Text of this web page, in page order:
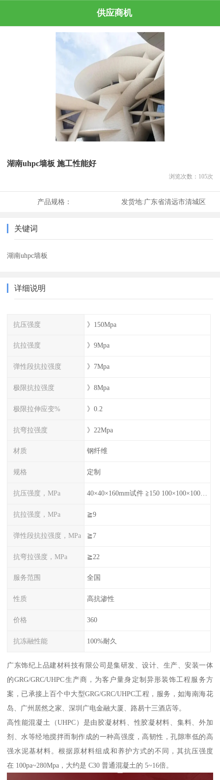
供应商机
湖南uhpc墙板 施工性能好
浏览次数： 105次
产品规格： 发货地:广东省清远市清城区
关键词
湖南uhpc墙板
详细说明
抗压强度 》150Mpa
抗拉强度 》9Mpa
弹性段抗拉强度 》7Mpa
极限抗拉强度 》8Mpa
极限拉伸应变% 》0.2
抗弯拉强度 》22Mpa
材质 钢纤维
规格 定制
抗压强度，MPa 40×40×160mm试件 ≧150 100×100×100mm试件≧120
抗拉强度，MPa ≧9
弹性段抗拉强度，MPa ≧7
抗弯拉强度，MPa ≧22
服务范围 全国
性质 高抗渗性
价格 360
抗冻融性能 100%耐久
广东饰纪上品建材科技有限公司是集研发、设计、生产、安装一体
的GRG/GRC/UHPC生产商，为客户量身定制异形装饰工程服务方
案，已承接上百个中大型GRG/GRC/UHPC工程，服务，如海南海花
岛、广州居然之家、深圳广电金融大厦、路易十三酒店等。
高性能混凝土（UHPC）是由胶凝材料、性胶凝材料、集料、外加
剂、水等经地搅拌而制作成的一种高强度，高韧性，孔隙率低的高
强水泥基材料。根据原材料组成和养护方式的不同，其抗压强度
在 100pa~280Mpa，大约是 C30 普通混凝土的 5~16倍。